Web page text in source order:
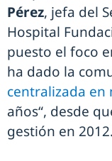
Pérez, jefa del
Hospital
puesto el foco
ha dado la
centralizada en
años“, desde
gestión en 2012.